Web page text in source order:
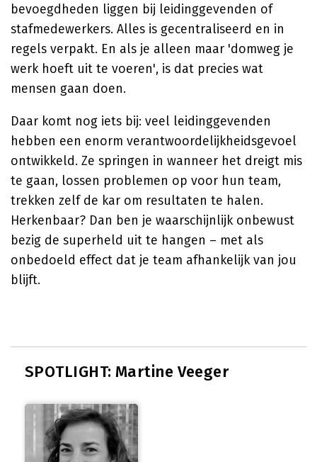
bevoegdheden liggen bij leidinggevenden of
stafmedewerkers. Alles is gecentraliseerd en in
regels verpakt. En als je alleen maar 'domweg je
werk hoeft uit te voeren', is dat precies wat
mensen gaan doen.
Daar komt nog iets bij: veel leidinggevenden
hebben een enorm verantwoordelijkheidsgevoel
ontwikkeld. Ze springen in wanneer het dreigt mis
te gaan, lossen problemen op voor hun team,
trekken zelf de kar om resultaten te halen.
Herkenbaar? Dan ben je waarschijnlijk onbewust
bezig de superheld uit te hangen – met als
onbedoeld effect dat je team afhankelijk van jou
blijft.
SPOTLIGHT: Martine Veeger